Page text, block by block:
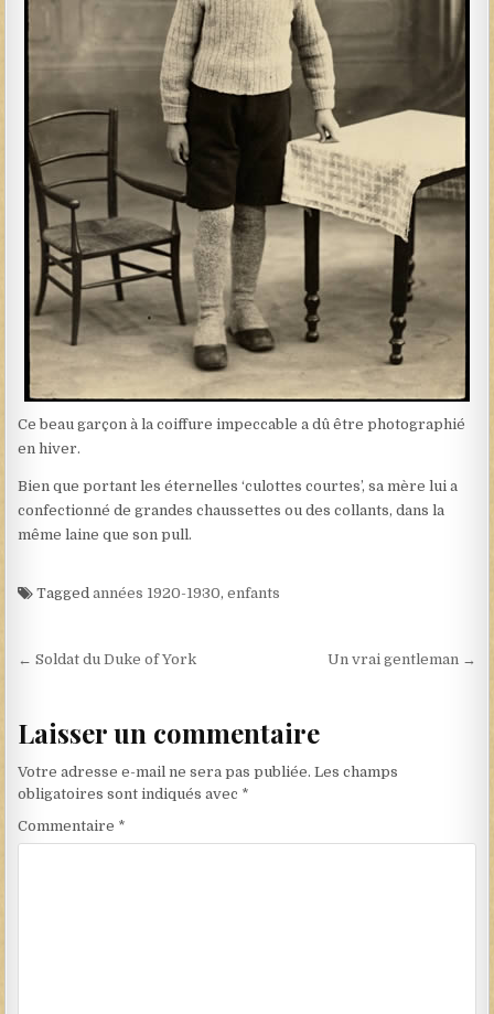
Ce beau garçon à la coiffure impeccable a dû être photographié
en hiver.
Bien que portant les éternelles ‘culottes courtes’, sa mère lui a
confectionné de grandes chaussettes ou des collants, dans la
même laine que son pull.
Taggedannées 1920-1930,enfants
Navigation de l’article
← Soldat du Duke of York Un vrai gentleman →
Laisser un commentaire
Votre adresse e-mail ne sera pas publiée. Les champs
obligatoires sont indiqués avec *
Commentaire *